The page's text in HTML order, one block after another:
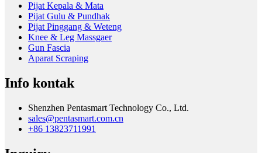
Pijat Kepala & Mata
Pijat Gulu & Pundhak
Pijat Pinggang & Weteng
Knee & Leg Massgaer
Gun Fascia
Aparat Scraping
Info kontak
Shenzhen Pentasmart Technology Co., Ltd.
sales@pentasmart.com.cn
+86 13823711991